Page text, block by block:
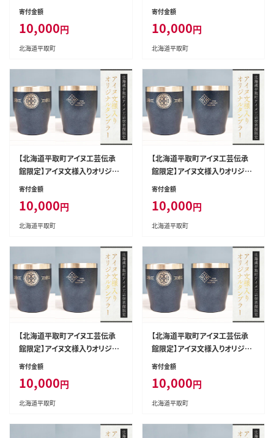
ルタンブラー【NO.6】 BRTA010-
寄付金額
10,000円
北海道平取町
ルタンブラー【NO.7】 BRTA010-
寄付金額
10,000円
北海道平取町
【北海道平取町アイヌ工芸伝承
館限定】アイヌ文様入りオリジナ
ルタンブラー【NO.8】 BRTA010-
寄付金額
10,000円
北海道平取町
【北海道平取町アイヌ工芸伝承
館限定】アイヌ文様入りオリジナ
ルタンブラー【NO.9】 BRTA010-
寄付金額
10,000円
北海道平取町
【北海道平取町アイヌ工芸伝承
館限定】アイヌ文様入りオリジナ
ルタンブラー【NO.12】 BRTA01
寄付金額
10,000円
北海道平取町
【北海道平取町アイヌ工芸伝承
館限定】アイヌ文様入りオリジナ
ルタンブラー【NO.14】 BRTA01
寄付金額
10,000円
北海道平取町